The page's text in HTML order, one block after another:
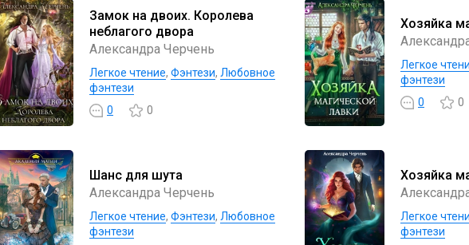
Замок на двоих. Королева
неблагого двора
Александра Черчень
Легкое чтение, Фэнтези, Любовное
фэнтези
0
0
Хозяйка
Легкое
фэнтези
0
0
Шанс для шута
Александра Черчень
Легкое чтение, Фэнтези, Любовное
фэнтези
Хозяйка
Легкое
фэнтези